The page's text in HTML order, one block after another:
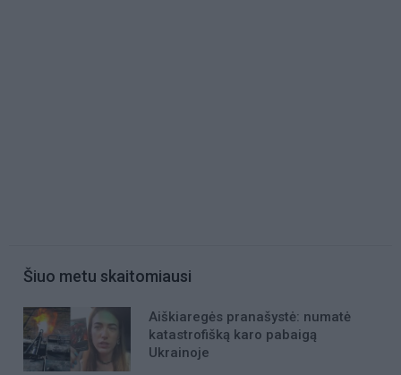
Šiuo metu skaitomiausi
Aiškiaregės pranašystė: numatė
katastrofišką karo pabaigą
Ukrainoje